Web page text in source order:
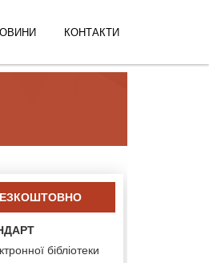
КОНТАКТИ
бібліотеки